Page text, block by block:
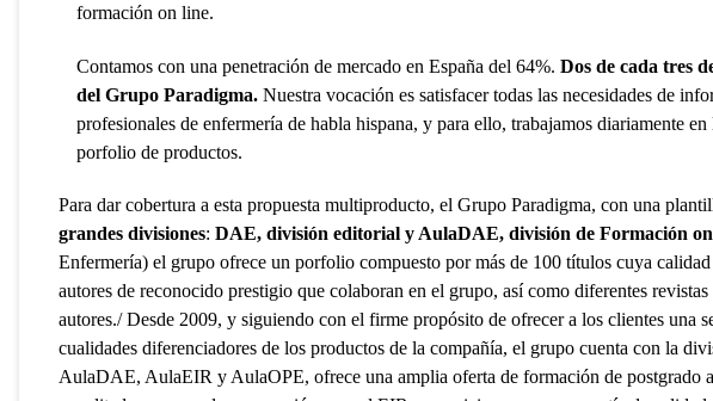
formación on line.
Contamos con una penetración de mercado en España del 64%. Dos de cada tres
del Grupo Paradigma. Nuestra vocación es satisfacer todas las necesidades de
profesionales de enfermería de habla hispana, y para ello, trabajamos diariamente
porfolio de productos.
Para dar cobertura a esta propuesta multiproducto, el Grupo Paradigma, con una
grandes divisiones: DAE, división editorial y AulaDAE, división de Formación
Enfermería) el grupo ofrece un porfolio compuesto por más de 100 títulos cuya
autores de reconocido prestigio que colaboran en el grupo, así como diferentes
autores./ Desde 2009, y siguiendo con el firme propósito de ofrecer a los clientes una
cualidades diferenciadores de los productos de la compañía, el grupo cuenta con la
AulaDAE, AulaEIR y AulaOPE, ofrece una amplia oferta de formación de postgrado